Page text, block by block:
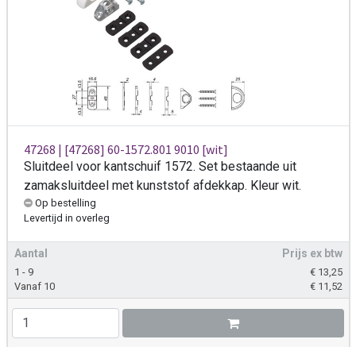
47268 | [47268] 60-1572.801 9010 [wit]
Sluitdeel voor kantschuif 1572. Set bestaande uit
zamaksluitdeel met kunststof afdekkap. Kleur wit.
Op bestelling
Levertijd in overleg
Aantal Prijs ex btw
1 - 9 € 13,25
Vanaf 10
€ 11,52